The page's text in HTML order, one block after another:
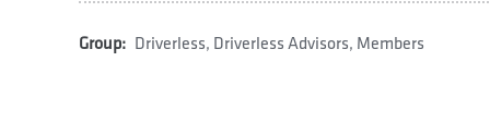
Group: Driverless, Driverless Advisors, Members